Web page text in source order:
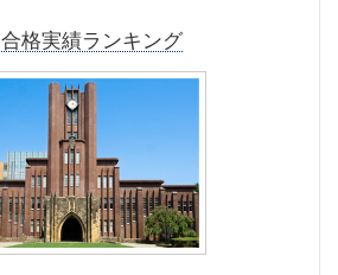
合格実績ランキング